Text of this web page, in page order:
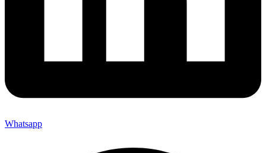
Whatsapp